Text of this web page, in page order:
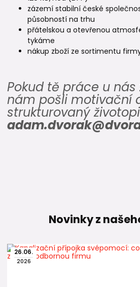
zázemí stabilní české
působností na trhu
přátelskou a otevřenou
tykáme
nákup zboží ze sortimentu
Pokud tě práce u
nám pošli motivační
strukturovaný
Novinky z
26.06.
2026